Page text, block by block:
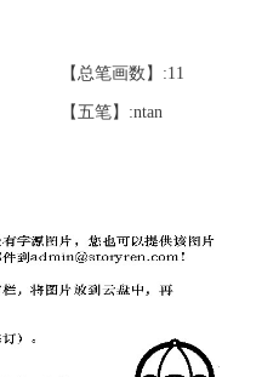
【总笔画数】:11
【五笔】:ntan